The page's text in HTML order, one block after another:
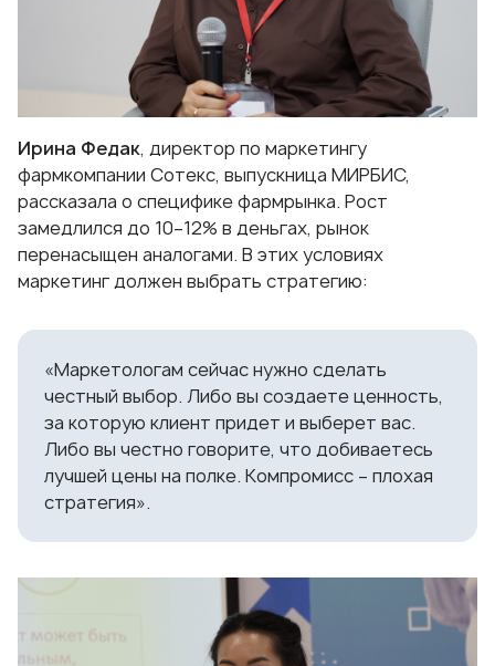
Ирина Федак, директор по маркетингу
фармкомпании Сотекс, выпускница МИРБИС,
рассказала о специфике фармрынка. Рост
замедлился до 10–12% в деньгах, рынок
перенасыщен аналогами. В этих условиях
маркетинг должен выбрать стратегию:
«Маркетологам сейчас нужно сделать
честный выбор. Либо вы создаете ценность,
за которую клиент придет и выберет вас.
Либо вы честно говорите, что добиваетесь
лучшей цены на полке. Компромисс – плохая
стратегия».